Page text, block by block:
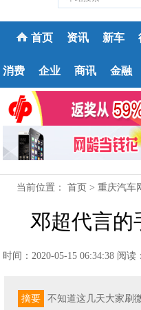
首页 资讯 新车
消费 企业 商讯 金融
当前位置：首页 >重庆汽车
邓超代言的
时间：2020-05-15 06:34:38 阅读
摘要
不知道这几天大家刷